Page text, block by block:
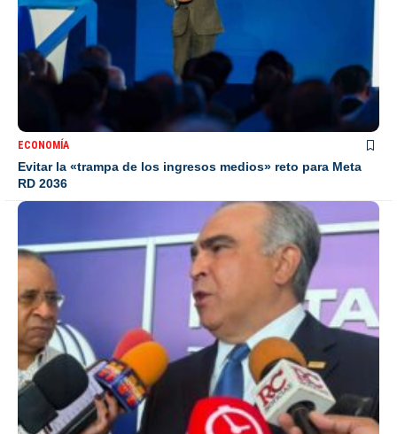
ECONOMÍA
Evitar la «trampa de los ingresos medios» reto para Meta
RD 2036